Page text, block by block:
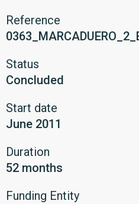
Reference
Status
Concluded
Start date
June 2011
Duration
52 months
Funding Entity